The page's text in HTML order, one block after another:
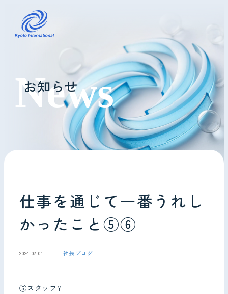
コインランドリーレンタル
ホテル様へ
掃除・メンテナンス
会社情報
お問い合わせ
お知らせ
仕事を通じて一番うれし
かったこと⑤⑥
2024.02.01 社長ブログ
⑤スタッフY